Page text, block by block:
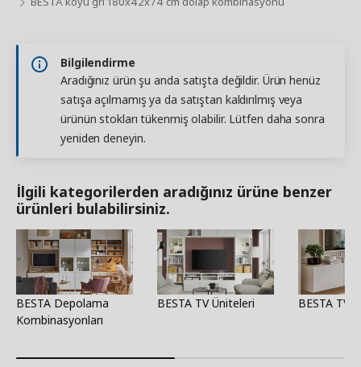
Bilgilendirme
Aradığınız ürün şu anda satışta değildir. Ürün henüz
satışa açılmamış ya da satıştan kaldırılmış veya
ürünün stokları tükenmiş olabilir. Lütfen daha sonra
yeniden deneyin.
İlgili kategorilerden aradığınız ürüne benzer
ürünleri bulabilirsiniz.
BESTA Depolama
Kombinasyonları
BESTA TV Üniteleri BESTA TV